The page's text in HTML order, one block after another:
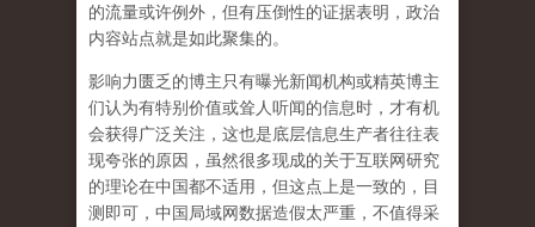
的流量或许例外，但有压倒性的证据表明，政治
内容站点就是如此聚集的。
影响力匮乏的博主只有曝光新闻机构或精英博主
们认为有特别价值或耸人听闻的信息时，才有机
会获得广泛关注，这也是底层信息生产者往往表
现夸张的原因，虽然很多现成的关于互联网研究
的理论在中国都不适用，但这点上是一致的，目
测即可，中国局域网数据造假太严重，不值得采